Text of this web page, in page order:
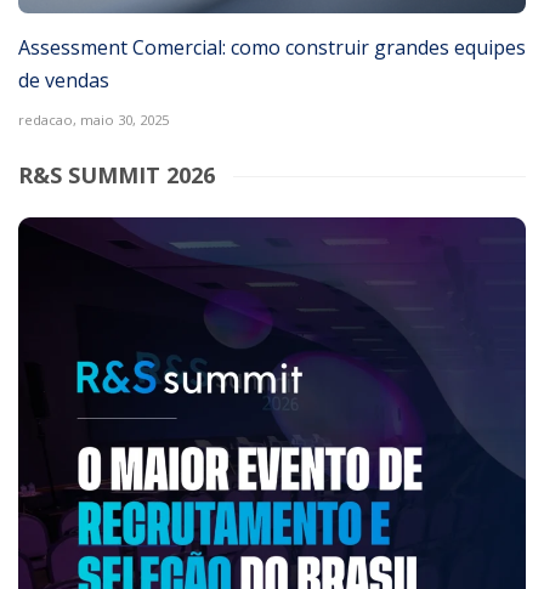
Assessment Comercial: como construir grandes equipes
de vendas
redacao, maio 30, 2025
R&S SUMMIT 2026